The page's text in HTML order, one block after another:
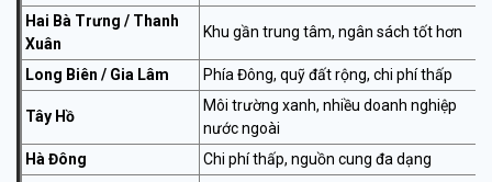
Hai Bà Trưng / Thanh
Xuân
Khu gần trung tâm, ngân sách tốt hơn
Long Biên / Gia Lâm Phía Đông, quỹ đất rộng, chi phí thấp
Tây Hồ
Môi trường xanh, nhiều doanh nghiệp
nước ngoài
Hà Đông
Chi phí thấp, nguồn cung đa dạng